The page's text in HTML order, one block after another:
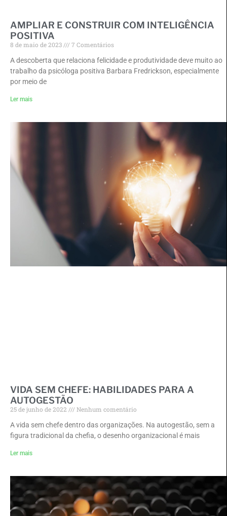
AMPLIAR E CONSTRUIR COM INTELIGÊNCIA
POSITIVA
8 de maio de 2023
7 Comentários
A descoberta que relaciona felicidade e produtividade deve muito ao
trabalho da psicóloga positiva Barbara Fredrickson, especialmente
por meio de
Ler mais
VIDA SEM CHEFE: HABILIDADES PARA A
AUTOGESTÃO
25 de junho de 2022
Nenhum comentário
A vida sem chefe dentro das organizações. Na autogestão, sem a
figura tradicional da chefia, o desenho organizacional é mais
Ler mais